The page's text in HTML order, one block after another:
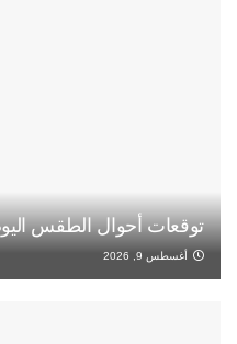
توقعات أحوال الطقس
أغسطس 9, 2026